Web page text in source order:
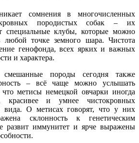
сомнения в многочисленных
породистых собак – их
специальные клубы, которые можно
любой точке земного шара. Чистота
генофонда, всех ярких и важных
и характера.
породы сегодня также
– всё чаще можно услышать
метисы немецкой овчарки иногда
красивее и умнее чистокровных
вида. О метисах говорят, что у них
склонность к генетическим
развит иммунитет и ярче выражены